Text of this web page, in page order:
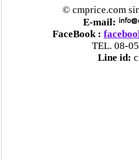
บ้านแจ้งพบถุงพลาสติก
แม่สะเรียง ลุยตรวจ “
มาตรฐานเสี่ยงอันตรา
© cmprice.com
E-mail:
FaceBook :
TEL. 08-
Line id: